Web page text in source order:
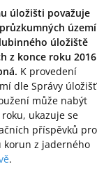
úložišti považuje
území
úložiště
z konce roku 2016
K provedení
dle Správy úložišť
může nabýt
ukazuje se
příspěvků pro
korun z jaderného
.